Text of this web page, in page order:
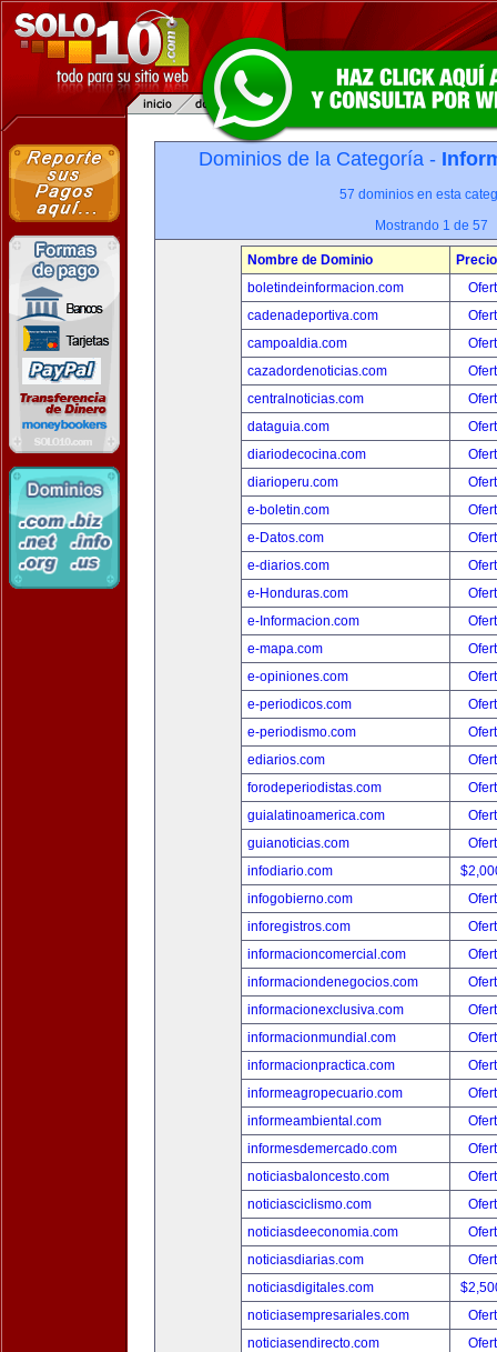
Dominios de la Categoría -
57 dominios en esta
Mostrando 1 de 57
Nombre de Dominio
Precio
boletindeinformacion.com
cadenadeportiva.com
campoaldia.com
cazadordenoticias.com
centralnoticias.com
dataguia.com
diariodecocina.com
diarioperu.com
e-boletin.com
e-Datos.com
e-diarios.com
e-Honduras.com
e-Informacion.com
e-mapa.com
e-opiniones.com
e-periodicos.com
e-periodismo.com
ediarios.com
forodeperiodistas.com
guialatinoamerica.com
guianoticias.com
infodiario.com
infogobierno.com
inforegistros.com
informacioncomercial.com
informaciondenegocios.com
informacionexclusiva.com
informacionmundial.com
informacionpractica.com
informeagropecuario.com
informeambiental.com
informesdemercado.com
noticiasbaloncesto.com
noticiasciclismo.com
noticiasdeeconomia.com
noticiasdiarias.com
noticiasdigitales.com
noticiasempresariales.com
noticiasendirecto.com